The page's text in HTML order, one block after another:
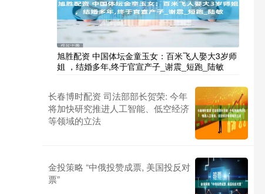
旭胜配资 中国体坛金童玉女：百米飞人娶大3岁师
姐 ，结婚多年,终于官宣产子_谢震_短跑_陆敏
长春博时配资 司法部部长贺荣: 今年
将加快研究推进人工智能、低空经济
等领域的立法
金投策略 “中俄投赞成票, 美国投反对
票”